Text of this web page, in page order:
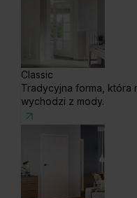
Classic
Tradycyjna forma, która
wychodzi z mody.